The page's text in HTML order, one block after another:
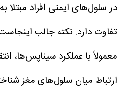
در سلول‌های ایمنی افراد مبتلا
معمولاً با عملکرد سیناپس‌ها،
ارتباط میان سلول‌های مغز